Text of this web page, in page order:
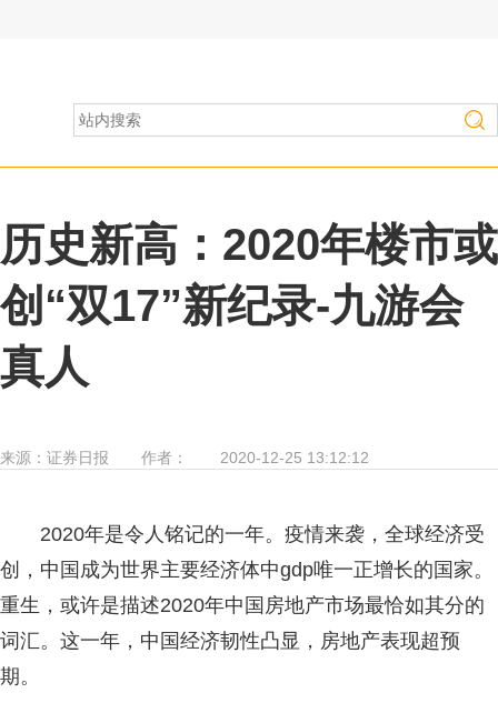
历史新高：2020年楼市或
创“双17”新纪录-九游会
真人
来源： 证券日报 作者： 2020-12-25 13:12:12
2020年是令人铭记的一年。疫情来袭，全球经济受
创，中国成为世界主要经济体中gdp唯一正增长的国家。
重生，或许是描述2020年中国房地产市场最恰如其分的
词汇。这一年，中国经济韧性凸显，房地产表现超预
期。